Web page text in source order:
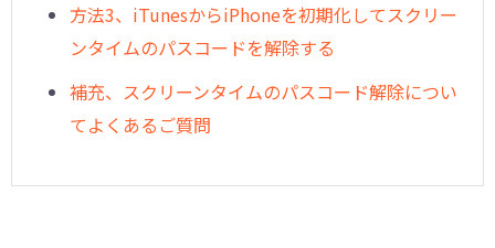
方法3、iTunesからiPhoneを初期化してスクリー
ンタイムのパスコードを解除する
補充、スクリーンタイムのパスコード解除につい
てよくあるご質問